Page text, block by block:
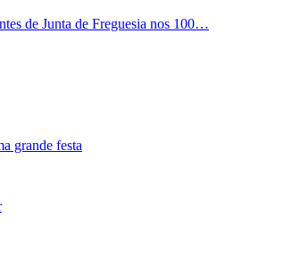
de Junta de Freguesia nos 100…
grande festa